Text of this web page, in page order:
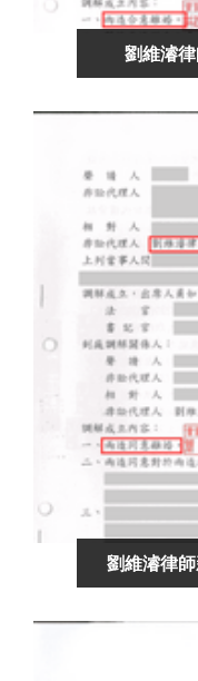
劉維濬
劉維濬律